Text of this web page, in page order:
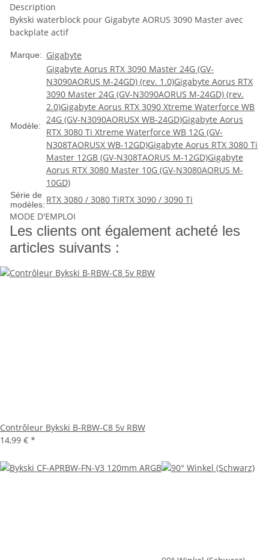
Description
Bykski waterblock pour Gigabyte AORUS 3090 Master avec
backplate actif
Marque: Gigabyte
Modèle:
Gigabyte Aorus RTX 3090 Master 24G (GV-
N3090AORUS M-24GD) (rev. 1.0)Gigabyte Aorus RTX
3090 Master 24G (GV-N3090AORUS M-24GD) (rev.
2.0)Gigabyte Aorus RTX 3090 Xtreme Waterforce WB
24G (GV-N3090AORUSX WB-24GD)Gigabyte Aorus
RTX 3080 Ti Xtreme Waterforce WB 12G (GV-
N308TAORUSX WB-12GD)Gigabyte Aorus RTX 3080 Ti
Master 12GB (GV-N308TAORUS M-12GD)Gigabyte
Aorus RTX 3080 Master 10G (GV-N3080AORUS M-
10GD)
Série de
modèles: RTX 3080 / 3080 TiRTX 3090 / 3090 Ti
MODE D'EMPLOI
Les clients ont également acheté les
articles suivants :
Contrôleur Bykski B-RBW-C8 5v RBW
14,99 € *